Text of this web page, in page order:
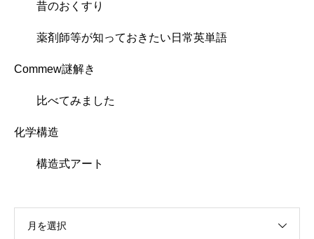
昔のおくすり
薬剤師等が知っておきたい日常英単語
Commew謎解き
比べてみました
化学構造
構造式アート
月を選択